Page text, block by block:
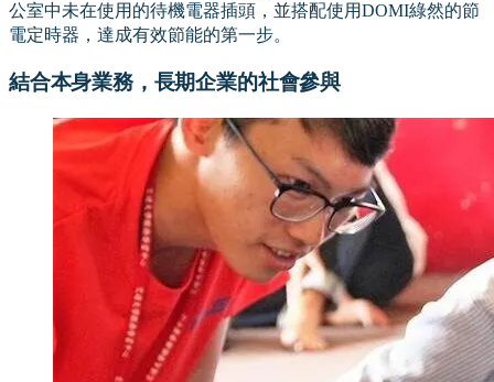
公室中未在使用的待機電器插頭，並搭配使用DOMI綠然的節
電定時器，達成有效節能的第一步。
結合本身業務，長期企業的社會參與